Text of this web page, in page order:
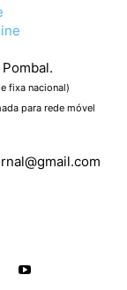
fixa nacional)
para rede móvel